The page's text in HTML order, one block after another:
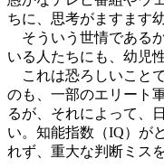
ちに、思考がますます
そういう世情である
いる人たちにも、幼児
これは恐ろしいこと
のも、一部のエリート
るが、それによって、
い。知能指数（IQ）が
れず、重大な判断ミス